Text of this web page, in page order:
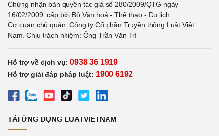
Chứng nhận bản quyền tác giả số 280/2009/QTG ngày
16/02/2009, cấp bởi Bộ Văn hoá - Thể thao - Du lịch
Cơ quan chủ quản: Công ty Cổ phần Truyền thông Luật Việt
Nam. Chịu trách nhiệm: Ông Trần Văn Trí
Hỗ trợ về dịch vụ: 0938 36 1919
Hỗ trợ giải đáp pháp luật: 1900 6192
TẢI ỨNG DỤNG LUATVIETNAM